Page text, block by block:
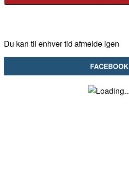
Du kan til enhver tid afmelde igen
FACEBOOK